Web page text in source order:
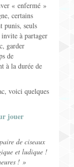
« enfermé »
certains
punis, seuls
à partager
garder
de
à la durée de
voici quelques
jouer
de ciseaux
et ludique !
! »